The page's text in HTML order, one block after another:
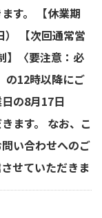
す。 【休業期
） 【次回通常営
】〈要注意：必
の12時以降にご
の8月17日
ます。 なお、こ
い合わせへのご
せていただきま